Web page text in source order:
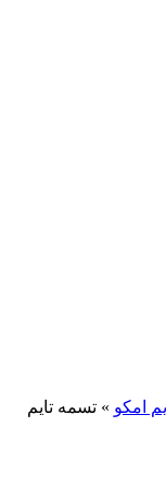
تسمه تایم